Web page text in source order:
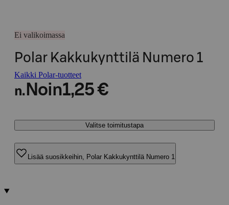
Ei valikoimassa
Polar Kakkukynttilä Numero 1
Kaikki Polar-tuotteet
n. Noin1,25 €
Valitse toimitustapa
Lisää suosikkeihin, Polar Kakkukynttilä Numero 1